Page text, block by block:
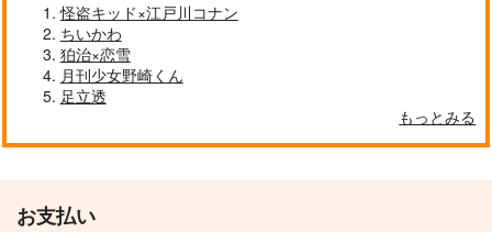
怪盗キッド×江戸川コナン
ちいかわ
狛治×恋雪
月刊少女野崎くん
足立透
もっとみる
お支払い